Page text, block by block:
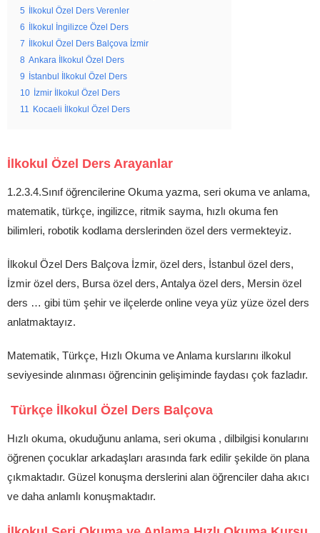
5 İlkokul Özel Ders Verenler
6 İlkokul İngilizce Özel Ders
7 İlkokul Özel Ders Balçova İzmir
8 Ankara İlkokul Özel Ders
9 İstanbul İlkokul Özel Ders
10 İzmir İlkokul Özel Ders
11
Kocaeli İlkokul Özel Ders
İlkokul Özel Ders Arayanlar
1.2.3.4.Sınıf öğrencilerine Okuma yazma, seri okuma ve anlama,
matematik, türkçe, ingilizce, ritmik sayma, hızlı okuma fen
bilimleri, robotik kodlama derslerinden özel ders vermekteyiz.
İlkokul Özel Ders Balçova İzmir, özel ders, İstanbul özel ders,
İzmir özel ders, Bursa özel ders, Antalya özel ders, Mersin özel
ders … gibi tüm şehir ve ilçelerde online veya yüz yüze özel ders
anlatmaktayız.
Matematik, Türkçe, Hızlı Okuma ve Anlama kurslarını ilkokul
seviyesinde alınması öğrencinin gelişiminde faydası çok fazladır.
Türkçe İlkokul Özel Ders Balçova
Hızlı okuma, okuduğunu anlama, seri okuma , dilbilgisi konularını
öğrenen çocuklar arkadaşları arasında fark edilir şekilde ön plana
çıkmaktadır. Güzel konuşma derslerini alan öğrenciler daha akıcı
ve daha anlamlı konuşmaktadır.